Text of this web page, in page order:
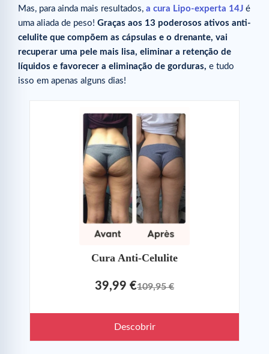
Mas, para ainda mais resultados, a cura Lipo-experta 14J é
uma aliada de peso! Graças aos 13 poderosos ativos anti-
celulite que compõem as cápsulas e o drenante, vai
recuperar uma pele mais lisa, eliminar a retenção de
líquidos e favorecer a eliminação de gorduras, e tudo
isso em apenas alguns dias!
Cura Anti-Celulite
39,99 €109,95 €
Descobrir